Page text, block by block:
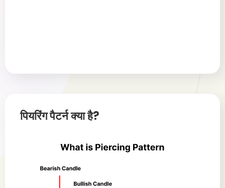
पियरिंग पैटर्न क्या है?